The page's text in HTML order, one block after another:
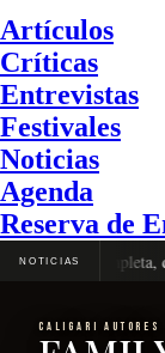
Artículos
Críticas
Entrevistas
Festivales
Noticias
Agenda
Reserva de
NOTICIAScompleta, del
CALIGARI AUTORES